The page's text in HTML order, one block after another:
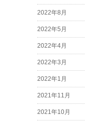
2022年8月
2022年5月
2022年4月
2022年3月
2022年1月
2021年11月
2021年10月